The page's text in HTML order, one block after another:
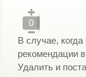
0
В случае,
рекомендации
Удалить и